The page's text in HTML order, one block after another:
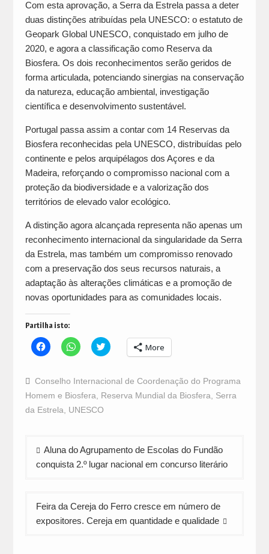
Com esta aprovação, a Serra da Estrela passa a deter
duas distinções atribuídas pela UNESCO: o estatuto de
Geopark Global UNESCO, conquistado em julho de
2020, e agora a classificação como Reserva da
Biosfera. Os dois reconhecimentos serão geridos de
forma articulada, potenciando sinergias na conservação
da natureza, educação ambiental, investigação
científica e desenvolvimento sustentável.
Portugal passa assim a contar com 14 Reservas da
Biosfera reconhecidas pela UNESCO, distribuídas pelo
continente e pelos arquipélagos dos Açores e da
Madeira, reforçando o compromisso nacional com a
proteção da biodiversidade e a valorização dos
territórios de elevado valor ecológico.
A distinção agora alcançada representa não apenas um
reconhecimento internacional da singularidade da Serra
da Estrela, mas também um compromisso renovado
com a preservação dos seus recursos naturais, a
adaptação às alterações climáticas e a promoção de
novas oportunidades para as comunidades locais.
Partilha isto:
Click
to
Facebook
(Opens
new
window)
Click
to
WhatsApp
(Opens
in
new
window)
Click
to
Twitter
(Opens
in
new
More
Conselho Internacional de Coordenação do Programa
Homem e Biosfera
Reserva Mundial da Biosfera
Serra
da Estrela
UNESCO
Navegação
de
Aluna do Agrupamento de Escolas do Fundão
conquista 2.º lugar nacional em concurso literário
Feira da Cereja do Ferro cresce em número de
expositores. Cereja em quantidade e qualidade